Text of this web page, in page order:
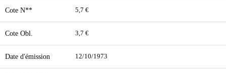
Cote N** 5,7 €
Cote Obl. 3,7 €
Date d'émission 12/10/1973